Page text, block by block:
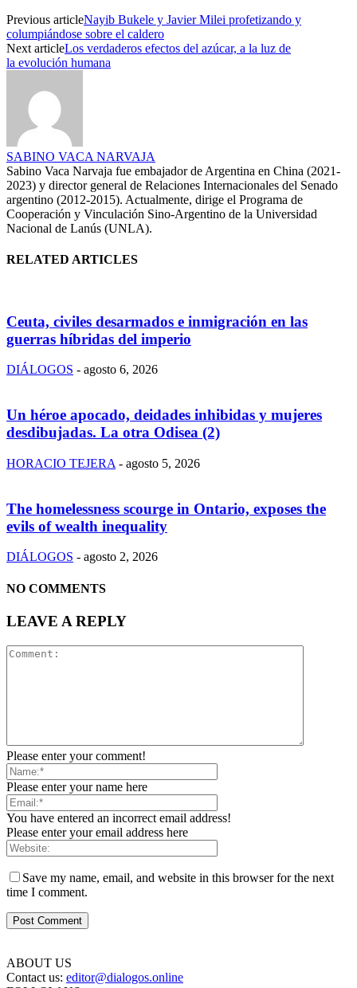
Previous articleNayib Bukele y Javier Milei profetizando y
columpiándose sobre el caldero
Next articleLos verdaderos efectos del azúcar, a la luz de
la evolución humana
SABINO VACA NARVAJA
Sabino Vaca Narvaja fue embajador de Argentina en China (2021-
2023) y director general de Relaciones Internacionales del Senado
argentino (2012-2015). Actualmente, dirige el Programa de
Cooperación y Vinculación Sino-Argentino de la Universidad
Nacional de Lanús (UNLA).
RELATED ARTICLES
Ceuta, civiles desarmados e inmigración en las
guerras híbridas del imperio
DIÁLOGOS - agosto 6, 2026
Un héroe apocado, deidades inhibidas y mujeres
desdibujadas. La otra Odisea (2)
HORACIO TEJERA - agosto 5, 2026
The homelessness scourge in Ontario, exposes the
evils of wealth inequality
DIÁLOGOS - agosto 2, 2026
NO COMMENTS
LEAVE A REPLY
Please enter your comment!
Please enter your name here
You have entered an incorrect email address!
Please enter your email address here
Save my name, email, and website in this browser for the next
time I comment.
ABOUT US
Contact us: editor@dialogos.online